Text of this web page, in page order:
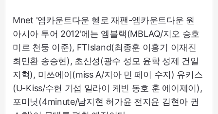
Mnet '엠카운트다운 헬로 재팬-엠카운트다운 원
아시아 투어 2012'에는 엠블랙(MBLAQ/지오 승호
미르 천둥 이준), FTIsland(최종훈 이홍기 이재진
최민환 송승현), 초신성(광수 성모 윤학 성제 건일
지혁), 미쓰에이(miss A/지아 민 페이 수지) 유키스
(U-Kiss/수현 기섭 일라이 케빈 동호 훈 에이제이),
포미닛(4minute/남지현 허가윤 전지윤 김현아 권